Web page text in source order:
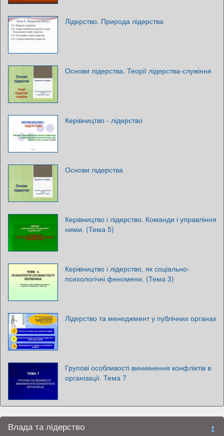
Лідерство. Природа лідерства
Основи лідерства. Теорії лідерства-служіння
Керівництво - лідерство
Основи лідерства
Керівництво і лідерство. Команди і управління
ними. (Тема 5)
Керівництво і лідерство, як соціально-
психологічні феномени. (Тема 3)
Лідерство та менеджмент у публічних органах
Групові особливості виникнення конфліктів в
організації. Тема 7
Влада та лідерство